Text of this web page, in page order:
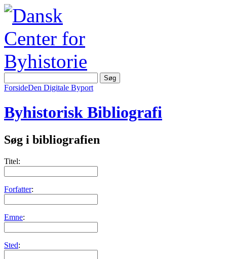
ForsideDen Digitale Byport
Byhistorisk Bibliografi
Søg i bibliografien
Titel:
Forfatter:
Emne:
Sted: